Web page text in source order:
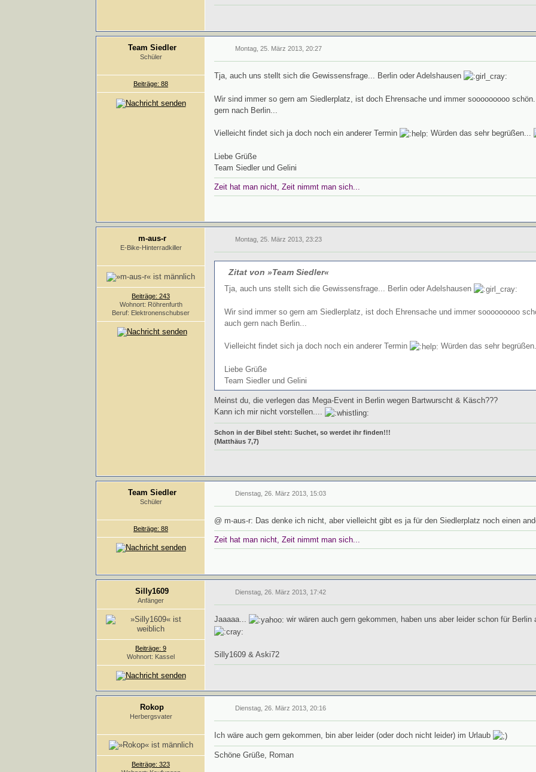
Team Siedler
Schüler
Beiträge: 88
Montag, 25. März 2013, 20:27
Tja, auch uns stellt sich die Gewissensfrage... Berlin oder Adelshausen
Wir sind immer so gern am Siedlerplatz, ist doch Ehrensache und immer sooooooooo
gern nach Berlin...
Vielleicht findet sich ja doch noch ein anderer Termin Würden das sehr begrüßen...
Liebe Grüße
Team Siedler und Gelini
Zeit hat man nicht, Zeit nimmt man sich...
m-aus-r
E-Bike-Hinterradkiller
Beiträge: 243
Wohnort: Röhrenfurth
Beruf: Elektronenschubser
Montag, 25. März 2013, 23:23
Zitat von »Team Siedler«
Tja, auch uns stellt sich die Gewissensfrage... Berlin oder Adelshausen
Wir sind immer so gern am Siedlerplatz, ist doch Ehrensache und immer sooooooooo
auch gern nach Berlin...
Vielleicht findet sich ja doch noch ein anderer Termin Würden das sehr
Liebe Grüße
Team Siedler und Gelini
Meinst du, die verlegen das Mega-Event in Berlin wegen Bartwurscht & Käsch???
Kann ich mir nicht vorstellen....
Schon in der Bibel steht: Suchet, so werdet ihr finden!!!
(Matthäus 7,7)
Team Siedler
Schüler
Beiträge: 88
Dienstag, 26. März 2013, 15:03
@ m-aus-r: Das denke ich nicht, aber vielleicht gibt es ja für den Siedlerplatz noch einen
Zeit hat man nicht, Zeit nimmt man sich...
Silly1609
Anfänger
Beiträge: 9
Wohnort: Kassel
Dienstag, 26. März 2013, 17:42
Jaaaaa... wir wären auch gern gekommen, haben uns aber leider schon für
Silly1609 & Aski72
Rokop
Herbergsvater
Beiträge: 323
Dienstag, 26. März 2013, 20:16
Ich wäre auch gern gekommen, bin aber leider (oder doch nicht leider) im Urlaub
Schöne Grüße, Roman